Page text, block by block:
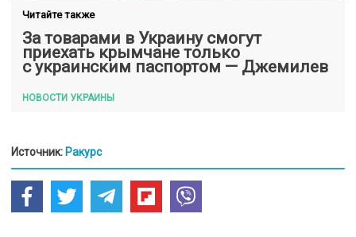
Читайте также
За товарами в Украину смогут
приехать крымчане только
с украинским паспортом — Джемилев
НОВОСТИ УКРАИНЫ
Источник: Ракурс